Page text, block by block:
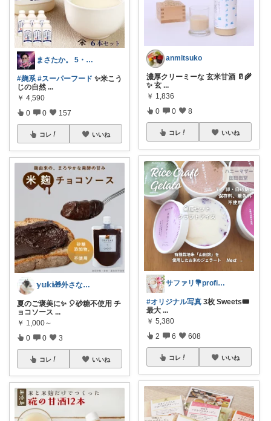
まさたか。 5・6日の経由購入感謝🙏
#麹系 #スーパーフード ✨米こう
じの自然 ...
￥ 4,590
0 0 157
コレ いいね
𝕪𝕦𝕜𝕚🎁外さない手土産お菓子
夏のご褒美に✨ 🎈砂糖不使用 チ
ョコソース ...
￥ 1,000～
0 0 3
コレ いいね
anmitsuko
濃厚クリーミーな 玄米甘酒 🥛🌾
✨ 玄 ...
￥ 1,836
0 0 8
コレ いいね
サファリ‎💐profileにてお礼
#オリジナル写真 3枚 Sweets🎟
最大 ...
￥ 5,380
2 6 608
コレ いいね